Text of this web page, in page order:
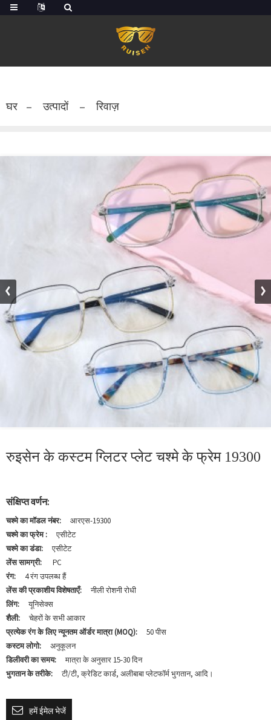
घर उत्पादों रिवाज़
रुइसेन के कस्टम ग्लिटर प्लेट चश्मे के फ्रेम 19300
संक्षिप्त वर्णन:
चश्मे का मॉडल नंबर:
आरएस-19300
चश्मे का फ्रेम :
एसीटेट
चश्मे का डंडा:
एसीटेट
लेंस सामग्री:
PC
रंग:
4 रंग उपलब्ध हैं
लेंस की प्रकाशीय विशेषताएँ:
नीली रोशनी रोधी
लिंग:
यूनिसेक्स
शैली:
चेहरों के सभी आकार
प्रत्येक रंग के लिए न्यूनतम ऑर्डर मात्रा (MOQ):
50 पीस
कस्टम लोगो:
अनुकूलन
डिलीवरी का समय:
मात्रा के अनुसार 15-30 दिन
भुगतान के तरीके:
टी/टी, क्रेडिट कार्ड, अलीबाबा प्लेटफॉर्म भुगतान, आदि।
हमें ईमेल भेजें